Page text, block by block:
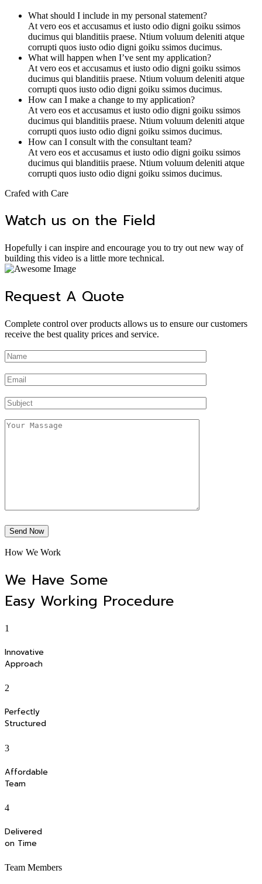
What should I include in my personal statement?
At vero eos et accusamus et iusto odio digni goiku ssimos
ducimus qui blanditiis praese. Ntium voluum deleniti atque
corrupti quos iusto odio digni goiku ssimos ducimus.
What will happen when I’ve sent my application?
At vero eos et accusamus et iusto odio digni goiku ssimos
ducimus qui blanditiis praese. Ntium voluum deleniti atque
corrupti quos iusto odio digni goiku ssimos ducimus.
How can I make a change to my application?
At vero eos et accusamus et iusto odio digni goiku ssimos
ducimus qui blanditiis praese. Ntium voluum deleniti atque
corrupti quos iusto odio digni goiku ssimos ducimus.
How can I consult with the consultant team?
At vero eos et accusamus et iusto odio digni goiku ssimos
ducimus qui blanditiis praese. Ntium voluum deleniti atque
corrupti quos iusto odio digni goiku ssimos ducimus.
Crafed with Care
Watch us on the Field
Hopefully i can inspire and encourage you to try out new way of
building this video is a little more technical.
Request A Quote
Complete control over products allows us to ensure our customers
receive the best quality prices and service.
Send Now
How We Work
We Have Some
Easy Working Procedure
1
Innovative
Approach
2
Perfectly
Structured
3
Affordable
Team
4
Delivered
on Time
Team Members